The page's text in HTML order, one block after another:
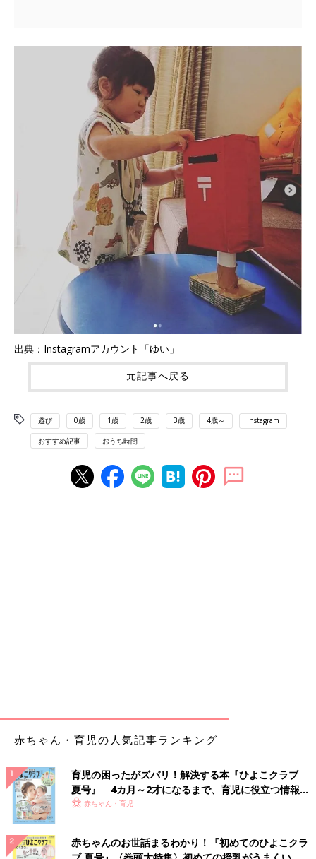
出典：Instagramアカウント「ゆい」
元記事へ戻る
遊び 0歳 1歳 2歳 3歳 4歳～ Instagram
おすすめ記事 おうち時間
赤ちゃん・育児の人気記事ランキング
育児の困ったがズバリ！解決する本『ひよこクラブ
夏号』 4カ月～2才になるまで、育児に役立つ情報が
いっぱい！
赤ちゃん・育児
赤ちゃんのお世話まるわかり！『初めてのひよこクラ